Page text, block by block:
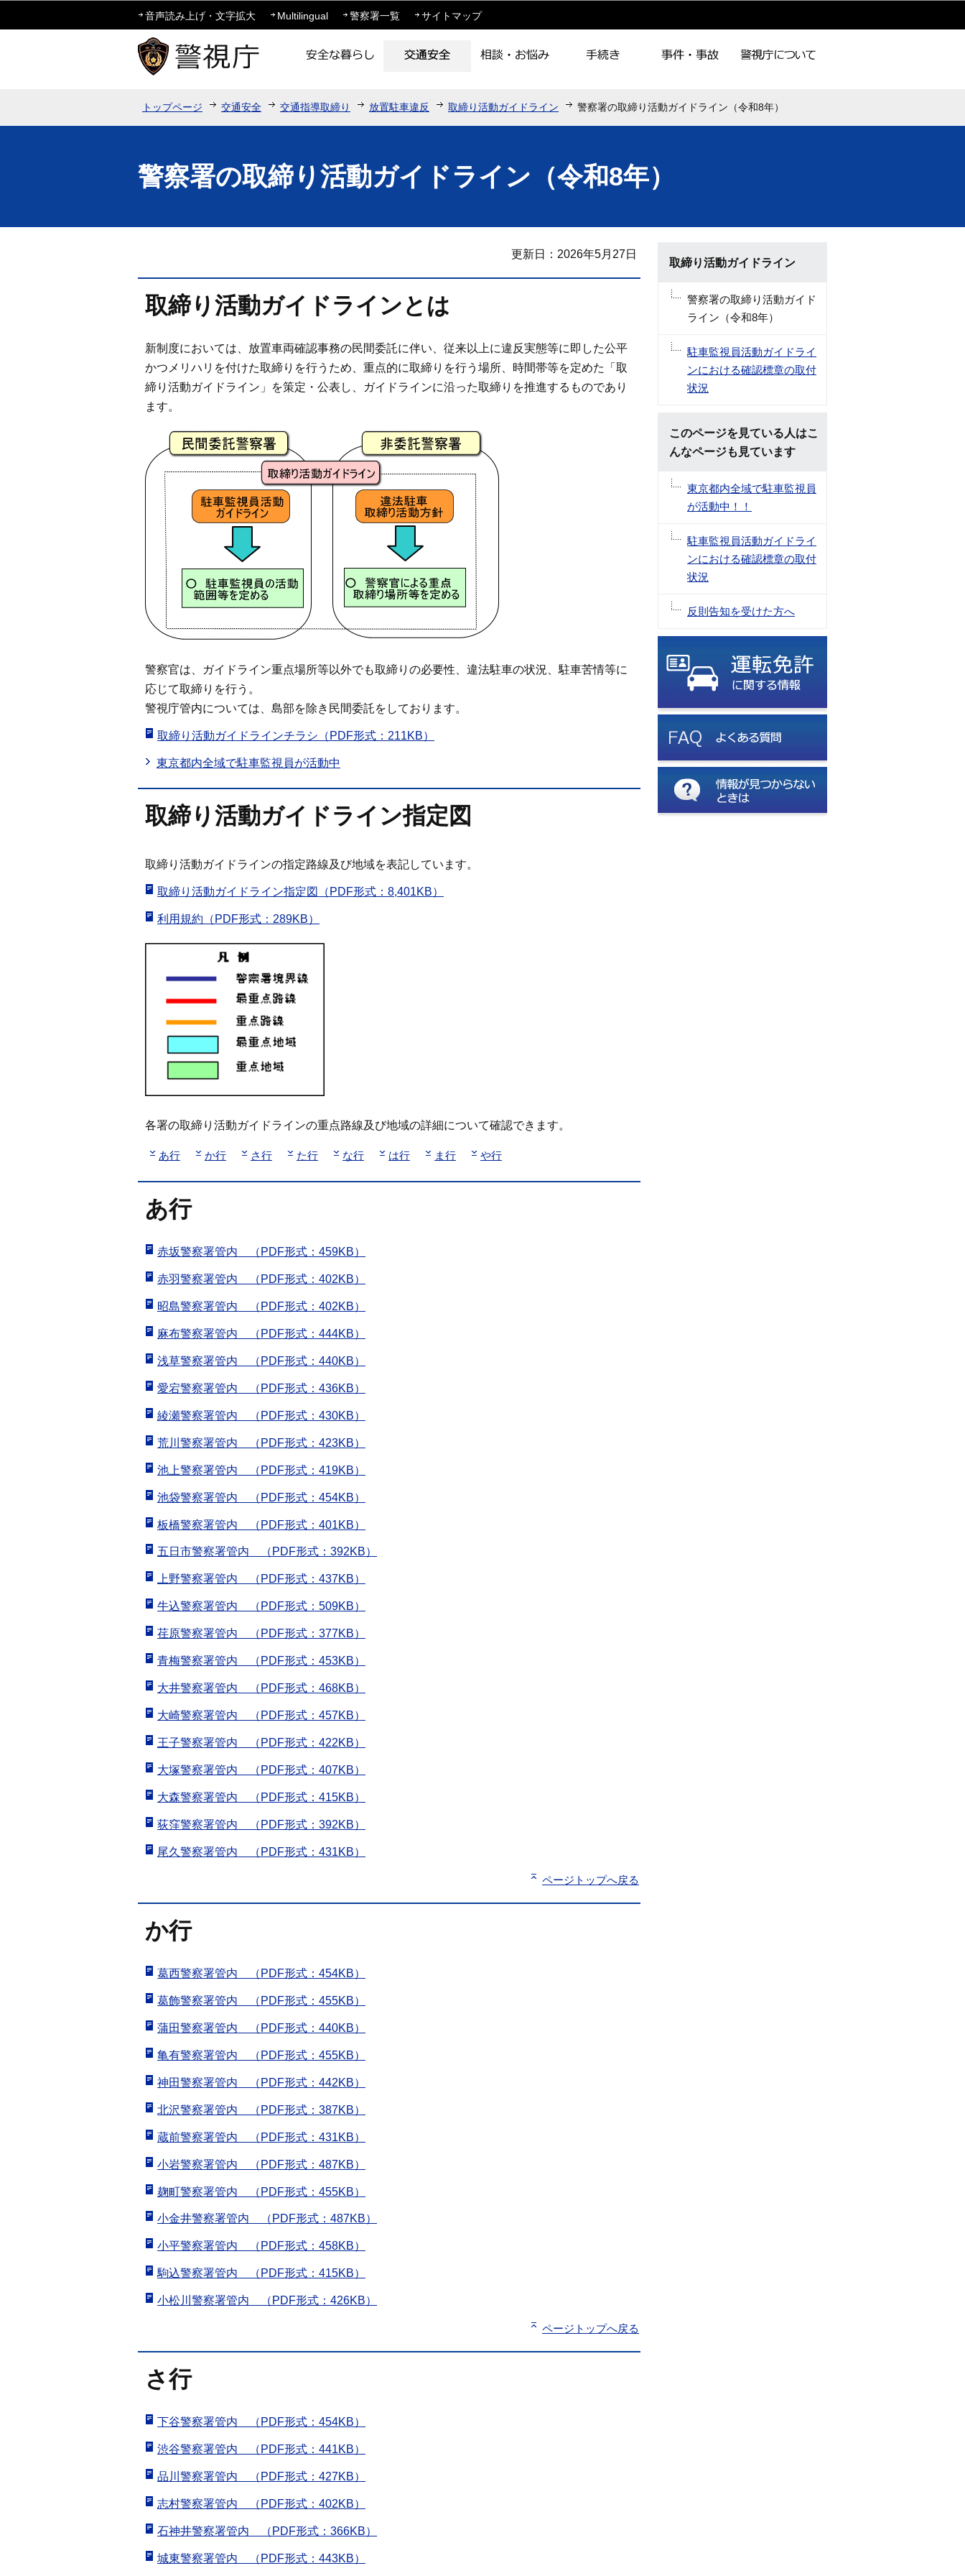
このページの本文へ移動
音声読み上げ・文字拡大 Multilingual 警察署一覧 サイトマップ
トップページ 交通安全 交通指導取締り 放置駐車違反 取締り活動ガイドライン 警察署の取締り活動ガイドライン（令和8年）
警察署の取締り活動ガイドライン（令和8年）
更新日：2026年5月27日
取締り活動ガイドラインとは
新制度においては、放置車両確認事務の民間委託に伴い、従来以上に違反実態等に即した公平
かつメリハリを付けた取締りを行うため、重点的に取締りを行う場所、時間帯等を定めた「取
締り活動ガイドライン」を策定・公表し、ガイドラインに沿った取締りを推進するものであり
ます。
警察官は、ガイドライン重点場所等以外でも取締りの必要性、違法駐車の状況、駐車苦情等に
応じて取締りを行う。
警視庁管内については、島部を除き民間委託をしております。
取締り活動ガイドラインチラシ（PDF形式：211KB）
東京都内全域で駐車監視員が活動中
取締り活動ガイドライン指定図
取締り活動ガイドラインの指定路線及び地域を表記しています。
取締り活動ガイドライン指定図（PDF形式：8,401KB）
利用規約（PDF形式：289KB）
各署の取締り活動ガイドラインの重点路線及び地域の詳細について確認できます。
あ行 か行 さ行 た行 な行 は行 ま行 や行
あ行
赤坂警察署管内 （PDF形式：459KB）
赤羽警察署管内 （PDF形式：402KB）
昭島警察署管内 （PDF形式：402KB）
麻布警察署管内 （PDF形式：444KB）
浅草警察署管内 （PDF形式：440KB）
愛宕警察署管内 （PDF形式：436KB）
綾瀬警察署管内 （PDF形式：430KB）
荒川警察署管内 （PDF形式：423KB）
池上警察署管内 （PDF形式：419KB）
池袋警察署管内 （PDF形式：454KB）
板橋警察署管内 （PDF形式：401KB）
五日市警察署管内 （PDF形式：392KB）
上野警察署管内 （PDF形式：437KB）
牛込警察署管内 （PDF形式：509KB）
荏原警察署管内 （PDF形式：377KB）
青梅警察署管内 （PDF形式：453KB）
大井警察署管内 （PDF形式：468KB）
大崎警察署管内 （PDF形式：457KB）
王子警察署管内 （PDF形式：422KB）
大塚警察署管内 （PDF形式：407KB）
大森警察署管内 （PDF形式：415KB）
荻窪警察署管内 （PDF形式：392KB）
尾久警察署管内 （PDF形式：431KB）
ページトップへ戻る
か行
葛西警察署管内 （PDF形式：454KB）
葛飾警察署管内 （PDF形式：455KB）
蒲田警察署管内 （PDF形式：440KB）
亀有警察署管内 （PDF形式：455KB）
神田警察署管内 （PDF形式：442KB）
北沢警察署管内 （PDF形式：387KB）
蔵前警察署管内 （PDF形式：431KB）
小岩警察署管内 （PDF形式：487KB）
麹町警察署管内 （PDF形式：455KB）
小金井警察署管内 （PDF形式：487KB）
小平警察署管内 （PDF形式：458KB）
駒込警察署管内 （PDF形式：415KB）
小松川警察署管内 （PDF形式：426KB）
ページトップへ戻る
さ行
下谷警察署管内 （PDF形式：454KB）
渋谷警察署管内 （PDF形式：441KB）
品川警察署管内 （PDF形式：427KB）
志村警察署管内 （PDF形式：402KB）
石神井警察署管内 （PDF形式：366KB）
城東警察署管内 （PDF形式：443KB）
取締り活動ガイドライン
警察署の取締り活動ガイド
ライン（令和8年）
駐車監視員活動ガイドライ
ンにおける確認標章の取付
状況
このページを見ている人はこ
んなページも見ています
東京都内全域で駐車監視員
が活動中！！
駐車監視員活動ガイドライ
ンにおける確認標章の取付
状況
反則告知を受けた方へ